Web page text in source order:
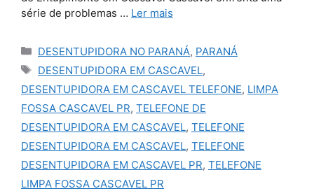
série de problemas … Ler mais
Categorias
DESENTUPIDORA NO PARANÁ, PARANÁ
Tags
DESENTUPIDORA EM CASCAVEL,
DESENTUPIDORA EM CASCAVEL TELEFONE, LIMPA
FOSSA CASCAVEL PR, TELEFONE DE
DESENTUPIDORA EM CASCAVEL, TELEFONE
DESENTUPIDORA EM CASCAVEL, TELEFONE
DESENTUPIDORA EM CASCAVEL PR, TELEFONE
LIMPA FOSSA CASCAVEL PR